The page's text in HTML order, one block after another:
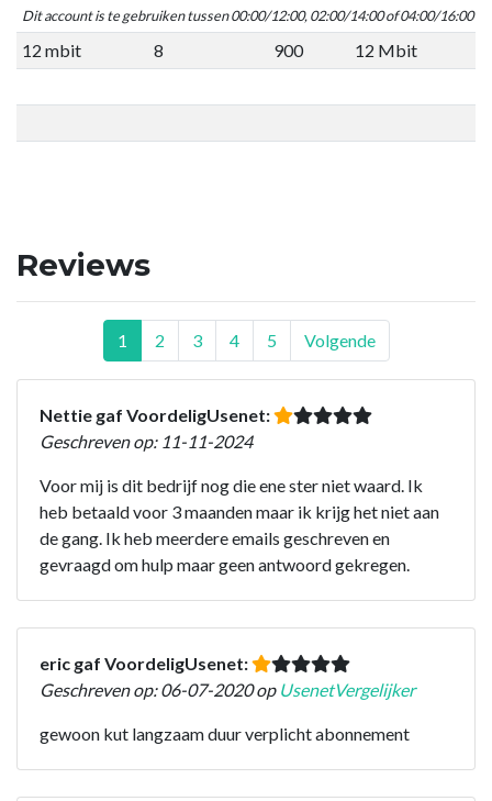
Dit account is te gebruiken tussen 00:00/12:00, 02:00/14:00 of 04:00/16:00
12 mbit 8 900 12 Mbit
Reviews
1 2 3 4 5 Volgende
Nettie gaf VoordeligUsenet:
Geschreven op: 11-11-2024
Voor mij is dit bedrijf nog die ene ster niet waard. Ik
heb betaald voor 3 maanden maar ik krijg het niet aan
de gang. Ik heb meerdere emails geschreven en
gevraagd om hulp maar geen antwoord gekregen.
eric gaf VoordeligUsenet:
Geschreven op: 06-07-2020 op UsenetVergelijker
gewoon kut langzaam duur verplicht abonnement